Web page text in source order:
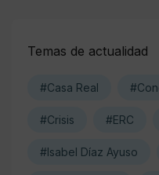
Temas de actualidad
#Casa Real
#Crisis #ERC
#Isabel Díaz Ayuso